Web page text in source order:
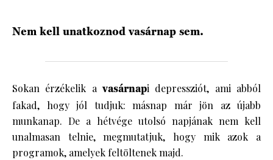
Nem kell unatkoznod vasárnap sem.
Sokan érzékelik avasárnapi depressziót, ami abból
fakad, hogy jól tudjuk: másnap már jön az újabb
munkanap. De a hétvége utolsó napjának nem kell
unalmasan telnie, megmutatjuk, hogy mik azok a
programok, amelyek feltöltenek majd.